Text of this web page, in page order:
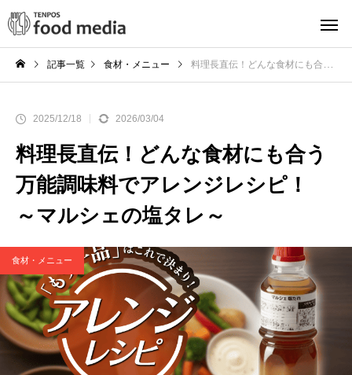
記事一覧 食材・メニュー 料理長直伝！どんな食材にも合う万能調味料でアレンジレシピ！ ～マルシェの塩タレ～
2025/12/18 2026/03/04
料理長直伝！どんな食材にも合う
万能調味料でアレンジレシピ！
～マルシェの塩タレ～
食材・メニュー